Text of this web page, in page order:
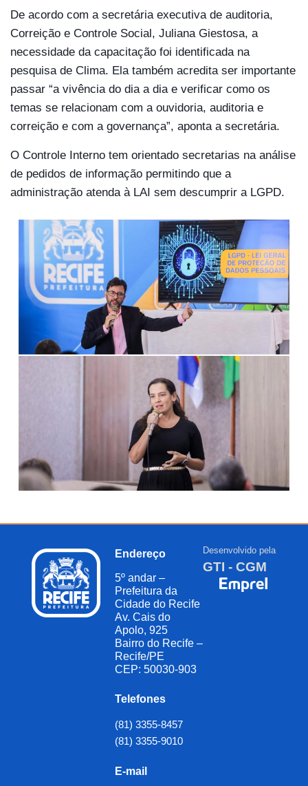
De acordo com a secretária executiva de auditoria,
Correição e Controle Social, Juliana Giestosa, a
necessidade da capacitação foi identificada na
pesquisa de Clima. Ela também acredita ser importante
passar “a vivência do dia a dia e verificar como os
temas se relacionam com a ouvidoria, auditoria e
correição e com a governança”, aponta a secretária.
O Controle Interno tem orientado secretarias na análise
de pedidos de informação permitindo que a
administração atenda à LAI sem descumprir a LGPD.
Endereço
5º andar –
Prefeitura da
Cidade do Recife
Av. Cais do
Apolo, 925
Bairro do Recife –
Recife/PE
CEP: 50030-903
Telefones
(81) 3355-8457
(81) 3355-9010
E-mail
Desenvolvido pela
GTI - CGM